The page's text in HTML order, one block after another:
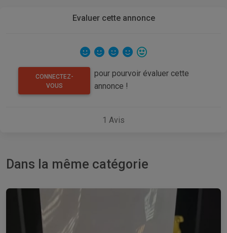
Evaluer cette annonce
CONNECTEZ-
VOUS
pour pourvoir évaluer cette
annonce !
1 Avis
Dans la même catégorie